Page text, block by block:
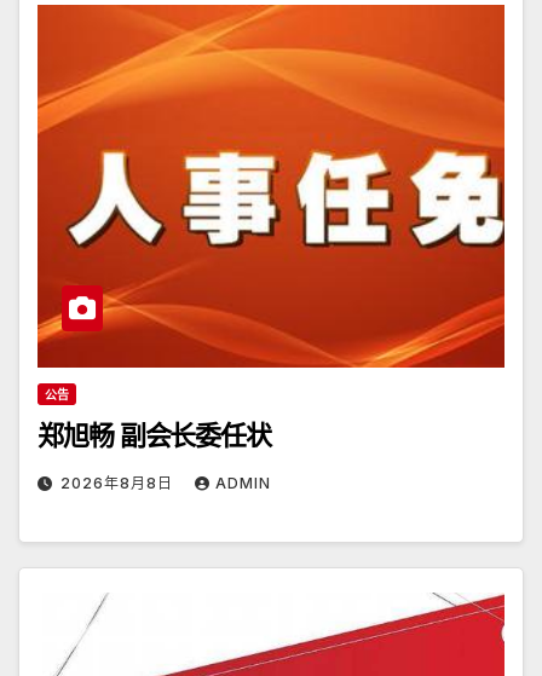
公告
郑旭畅 副会长委任状
2026年8月8日 ADMIN